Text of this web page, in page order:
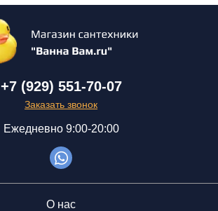
+7 (929) 551-70-07
Заказать звонок
Ежедневно 9:00-20:00
О нас